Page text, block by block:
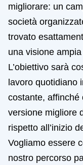
migliorare: un
società
trovato
una visione
L’obiettivo sarà
lavoro quotidiano
costante, affinché
versione migliore
rispetto all’inizio
Vogliamo essere
nostro percorso